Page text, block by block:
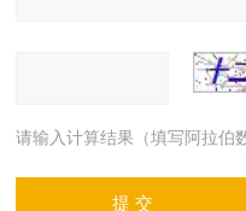
请输入计算结果（填写阿拉伯